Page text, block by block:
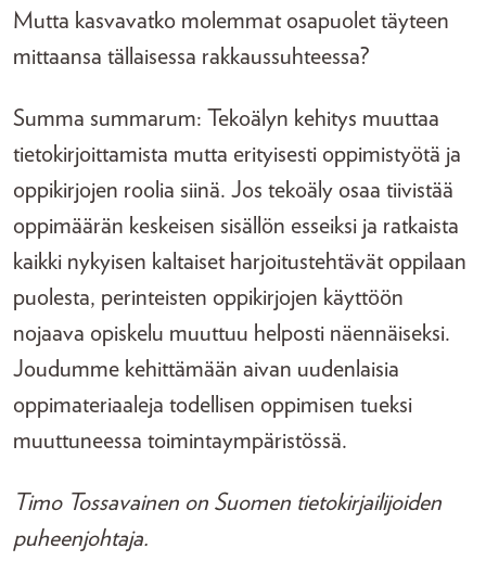
Mutta kasvavatko molemmat osapuolet täyteen
mittaansa tällaisessa rakkaussuhteessa?
Summa summarum: Tekoälyn kehitys muuttaa
tietokirjoittamista mutta erityisesti oppimistyötä ja
oppikirjojen roolia siinä. Jos tekoäly osaa tiivistää
oppimäärän keskeisen sisällön esseiksi ja ratkaista
kaikki nykyisen kaltaiset harjoitustehtävät oppilaan
puolesta, perinteisten oppikirjojen käyttöön
nojaava opiskelu muuttuu helposti näennäiseksi.
Joudumme kehittämään aivan uudenlaisia
oppimateriaaleja todellisen oppimisen tueksi
muuttuneessa toimintaympäristössä.
Timo Tossavainen on Suomen tietokirjailijoiden
puheenjohtaja.